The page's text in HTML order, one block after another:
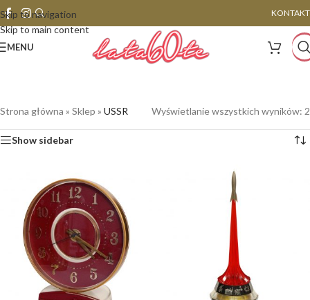
Skip to navigation
Skip to main content
KONTAKT
MENU
Strona główna » Sklep » USSR Wyświetlanie wszystkich wyników: 2
Show sidebar